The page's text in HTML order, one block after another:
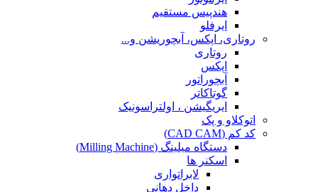
هندپیس مستقیم
ایرفلو
روتاری، اپکس، آبچوریشن و...
روتاری
اپکس
آبچوراتور
گوتاکاتر
ایریگیشن ، اولتراسونیک
اتوکلاو و پک
کد کم (CAD CAM)
دستگاه میلینگ (Milling Machine)
اسکنر ها
لابراتواری
داخل دهانی